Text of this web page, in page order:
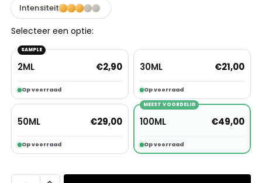
Intensiteit
Selecteer een optie:
SAMPLE
2ML
Op voorraad
€2,90 30ML
Op voorraad
€21,00
50ML
Op voorraad
€29,00
MEEST VOORDELIG
100ML
Op voorraad
€49,00